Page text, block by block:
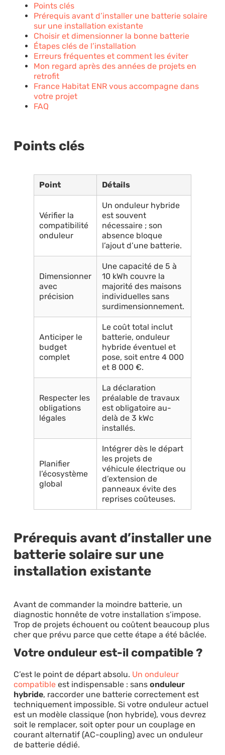
Points clés
Prérequis avant d’installer une batterie solaire
sur une installation existante
Choisir et dimensionner la bonne batterie
Étapes clés de l’installation
Erreurs fréquentes et comment les éviter
Mon regard après des années de projets en
retrofit
France Habitat ENR vous accompagne dans
votre projet
FAQ
Points clés
Point Détails
Vérifier la
compatibilité
onduleur
Un onduleur hybride
est souvent
nécessaire ; son
absence bloque
l’ajout d’une batterie.
Dimensionner
avec
précision
Une capacité de 5 à
10 kWh couvre la
majorité des maisons
individuelles sans
surdimensionnement.
Anticiper le
budget
complet
Le coût total inclut
batterie, onduleur
hybride éventuel et
pose, soit entre 4 000
et 8 000 €.
Respecter les
obligations
légales
La déclaration
préalable de travaux
est obligatoire au-
delà de 3 kWc
installés.
Planifier
l’écosystème
global
Intégrer dès le départ
les projets de
véhicule électrique ou
d’extension de
panneaux évite des
reprises coûteuses.
Prérequis avant d’installer une
batterie solaire sur une
installation existante
Avant de commander la moindre batterie, un
diagnostic honnête de votre installation s’impose.
Trop de projets échouent ou coûtent beaucoup plus
cher que prévu parce que cette étape a été bâclée.
Votre onduleur est-il compatible ?
C’est le point de départ absolu. Un onduleur
compatibleest indispensable : sansonduleur
hybride, raccorder une batterie correctement est
techniquement impossible. Si votre onduleur actuel
est un modèle classique (non hybride), vous devrez
soit le remplacer, soit opter pour un couplage en
courant alternatif (AC-coupling) avec un onduleur
de batterie dédié.